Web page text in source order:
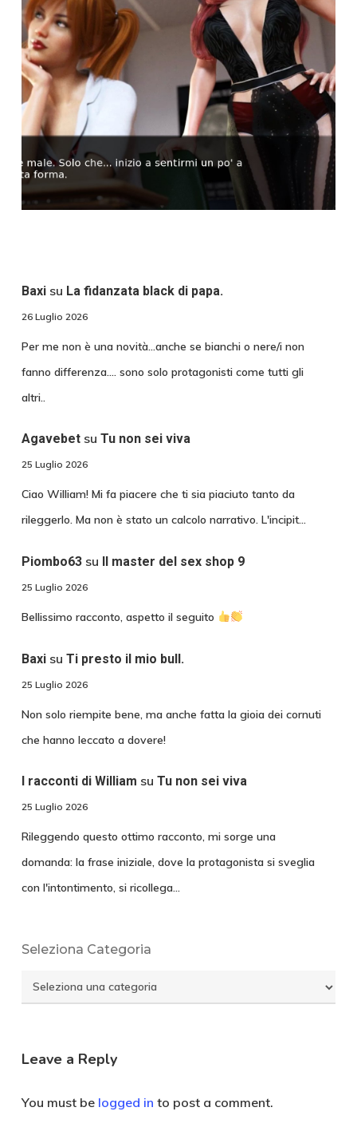
Baxisu La fidanzata black di papa.
26 Luglio 2026
Per me non è una novità...anche se bianchi o nere/i non
fanno differenza.... sono solo protagonisti come tutti gli
altri..
Agavebetsu Tu non sei viva
25 Luglio 2026
Ciao William! Mi fa piacere che ti sia piaciuto tanto da
rileggerlo. Ma non è stato un calcolo narrativo. L'incipit…
Piombo63su Il master del sex shop 9
25 Luglio 2026
Bellissimo racconto, aspetto il seguito
Baxisu Ti presto il mio bull.
25 Luglio 2026
Non solo riempite bene, ma anche fatta la gioia dei cornuti
che hanno leccato a dovere!
I racconti di William su Tu non sei viva
25 Luglio 2026
Rileggendo questo ottimo racconto, mi sorge una
domanda: la frase iniziale, dove la protagonista si sveglia
con l'intontimento, si ricollega…
Seleziona Categoria
Seleziona
Categoria
Leave a Reply
You must be logged in to post a comment.